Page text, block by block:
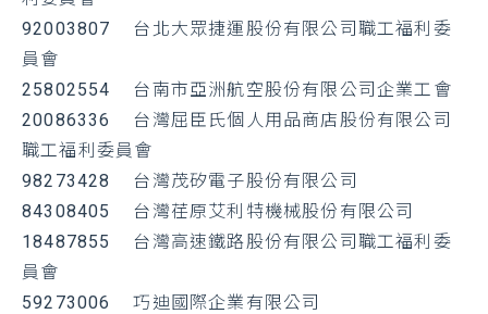
92003807 台北大眾捷運股份有限公司職工福利委
員會
25802554 台南市亞洲航空股份有限公司企業工會
20086336 台灣屈臣氏個人用品商店股份有限公司
職工福利委員會
98273428 台灣茂矽電子股份有限公司
84308405 台灣荏原艾利特機械股份有限公司
18487855 台灣高速鐵路股份有限公司職工福利委
員會
59273006 巧迪國際企業有限公司